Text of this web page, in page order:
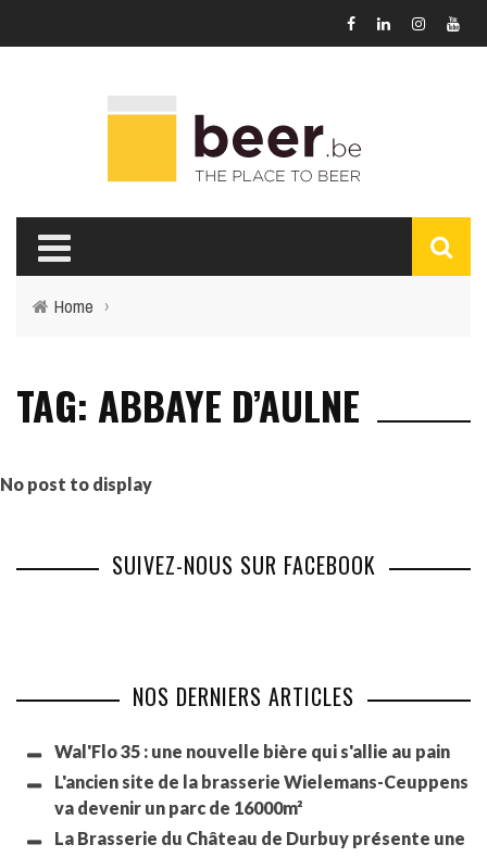
Home ›
TAG: ABBAYE D’AULNE
No post to display
SUIVEZ-NOUS SUR FACEBOOK
NOS DERNIERS ARTICLES
Wal'Flo 35 : une nouvelle bière qui s'allie au pain
L'ancien site de la brasserie Wielemans-Ceuppens
va devenir un parc de 16000m²
La Brasserie du Château de Durbuy présente une